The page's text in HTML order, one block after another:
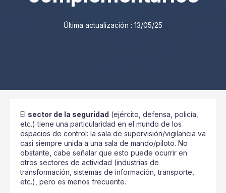
Última actualización : 13/05/25
El sector de la seguridad (ejército, defensa, policía,
etc.) tiene una particularidad en el mundo de los
espacios de control: la sala de supervisión/vigilancia va
casi siempre unida a una sala de mando/piloto. No
obstante, cabe señalar que esto puede ocurrir en
otros sectores de actividad (industrias de
transformación, sistemas de información, transporte,
etc.), pero es menos frecuente.